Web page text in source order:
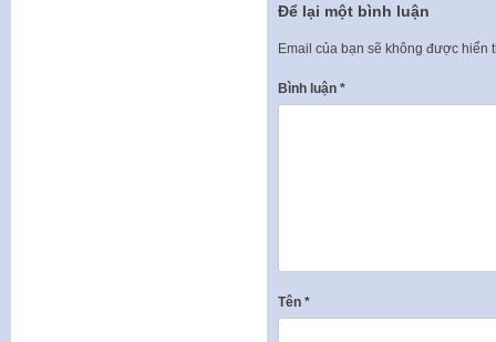
Để lại một bình luận
Email của bạn sẽ không được hiển
Bình luận *
Tên *